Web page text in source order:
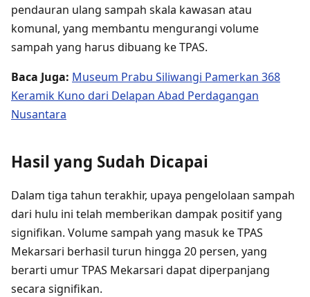
pendauran ulang sampah skala kawasan atau
komunal, yang membantu mengurangi volume
sampah yang harus dibuang ke TPAS.
Baca Juga: Museum Prabu Siliwangi Pamerkan 368
Keramik Kuno dari Delapan Abad Perdagangan
Nusantara
Hasil yang Sudah Dicapai
Dalam tiga tahun terakhir, upaya pengelolaan sampah
dari hulu ini telah memberikan dampak positif yang
signifikan. Volume sampah yang masuk ke TPAS
Mekarsari berhasil turun hingga 20 persen, yang
berarti umur TPAS Mekarsari dapat diperpanjang
secara signifikan.